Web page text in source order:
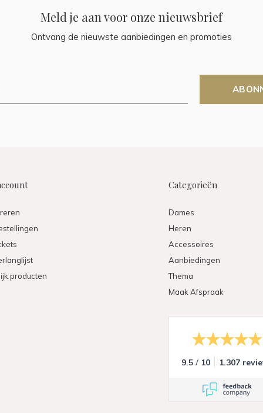
Meld je aan voor onze nieuwsbrief
Ontvang de nieuwste aanbiedingen en promoties
producten
Categorieën
Dames
Heren
Accessoires
Aanbiedingen
Thema
Maak Afspraak
9.5 / 10 1.307